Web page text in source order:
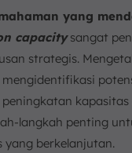
Kapasitas Produksi di
Jumlah Mesin yang
Jam Kerja Karyawan
Produksi per Unit
Kapasitas Jam Mesin
Kapasitas Produksi
yang
capacitysangat
strategis.
kapasitas
langkah penting
yang berkelanjutan.